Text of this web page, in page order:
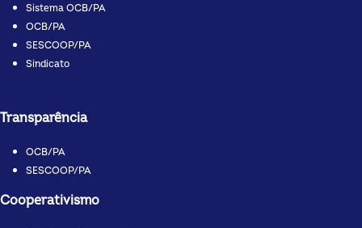
Sistema OCB/PA
OCB/PA
SESCOOP/PA
Sindicato
Transparência
OCB/PA
SESCOOP/PA
Cooperativismo